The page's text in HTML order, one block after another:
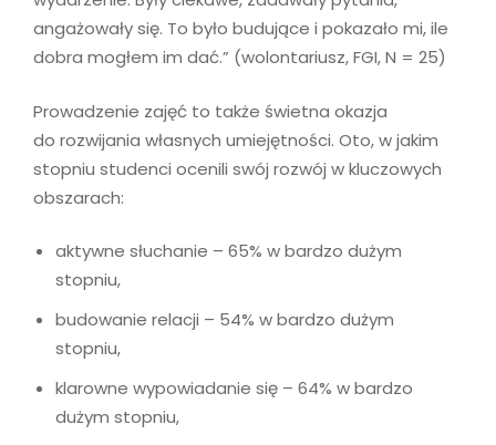
angażowały się. To było budujące i pokazało mi, ile
dobra mogłem im dać.” (wolontariusz, FGI, N = 25)
Prowadzenie zajęć to także świetna okazja
do rozwijania własnych umiejętności. Oto, w jakim
stopniu studenci ocenili swój rozwój w kluczowych
obszarach:
aktywne słuchanie – 65% w bardzo dużym
stopniu,
budowanie relacji – 54% w bardzo dużym
stopniu,
klarowne wypowiadanie się – 64% w bardzo
dużym stopniu,